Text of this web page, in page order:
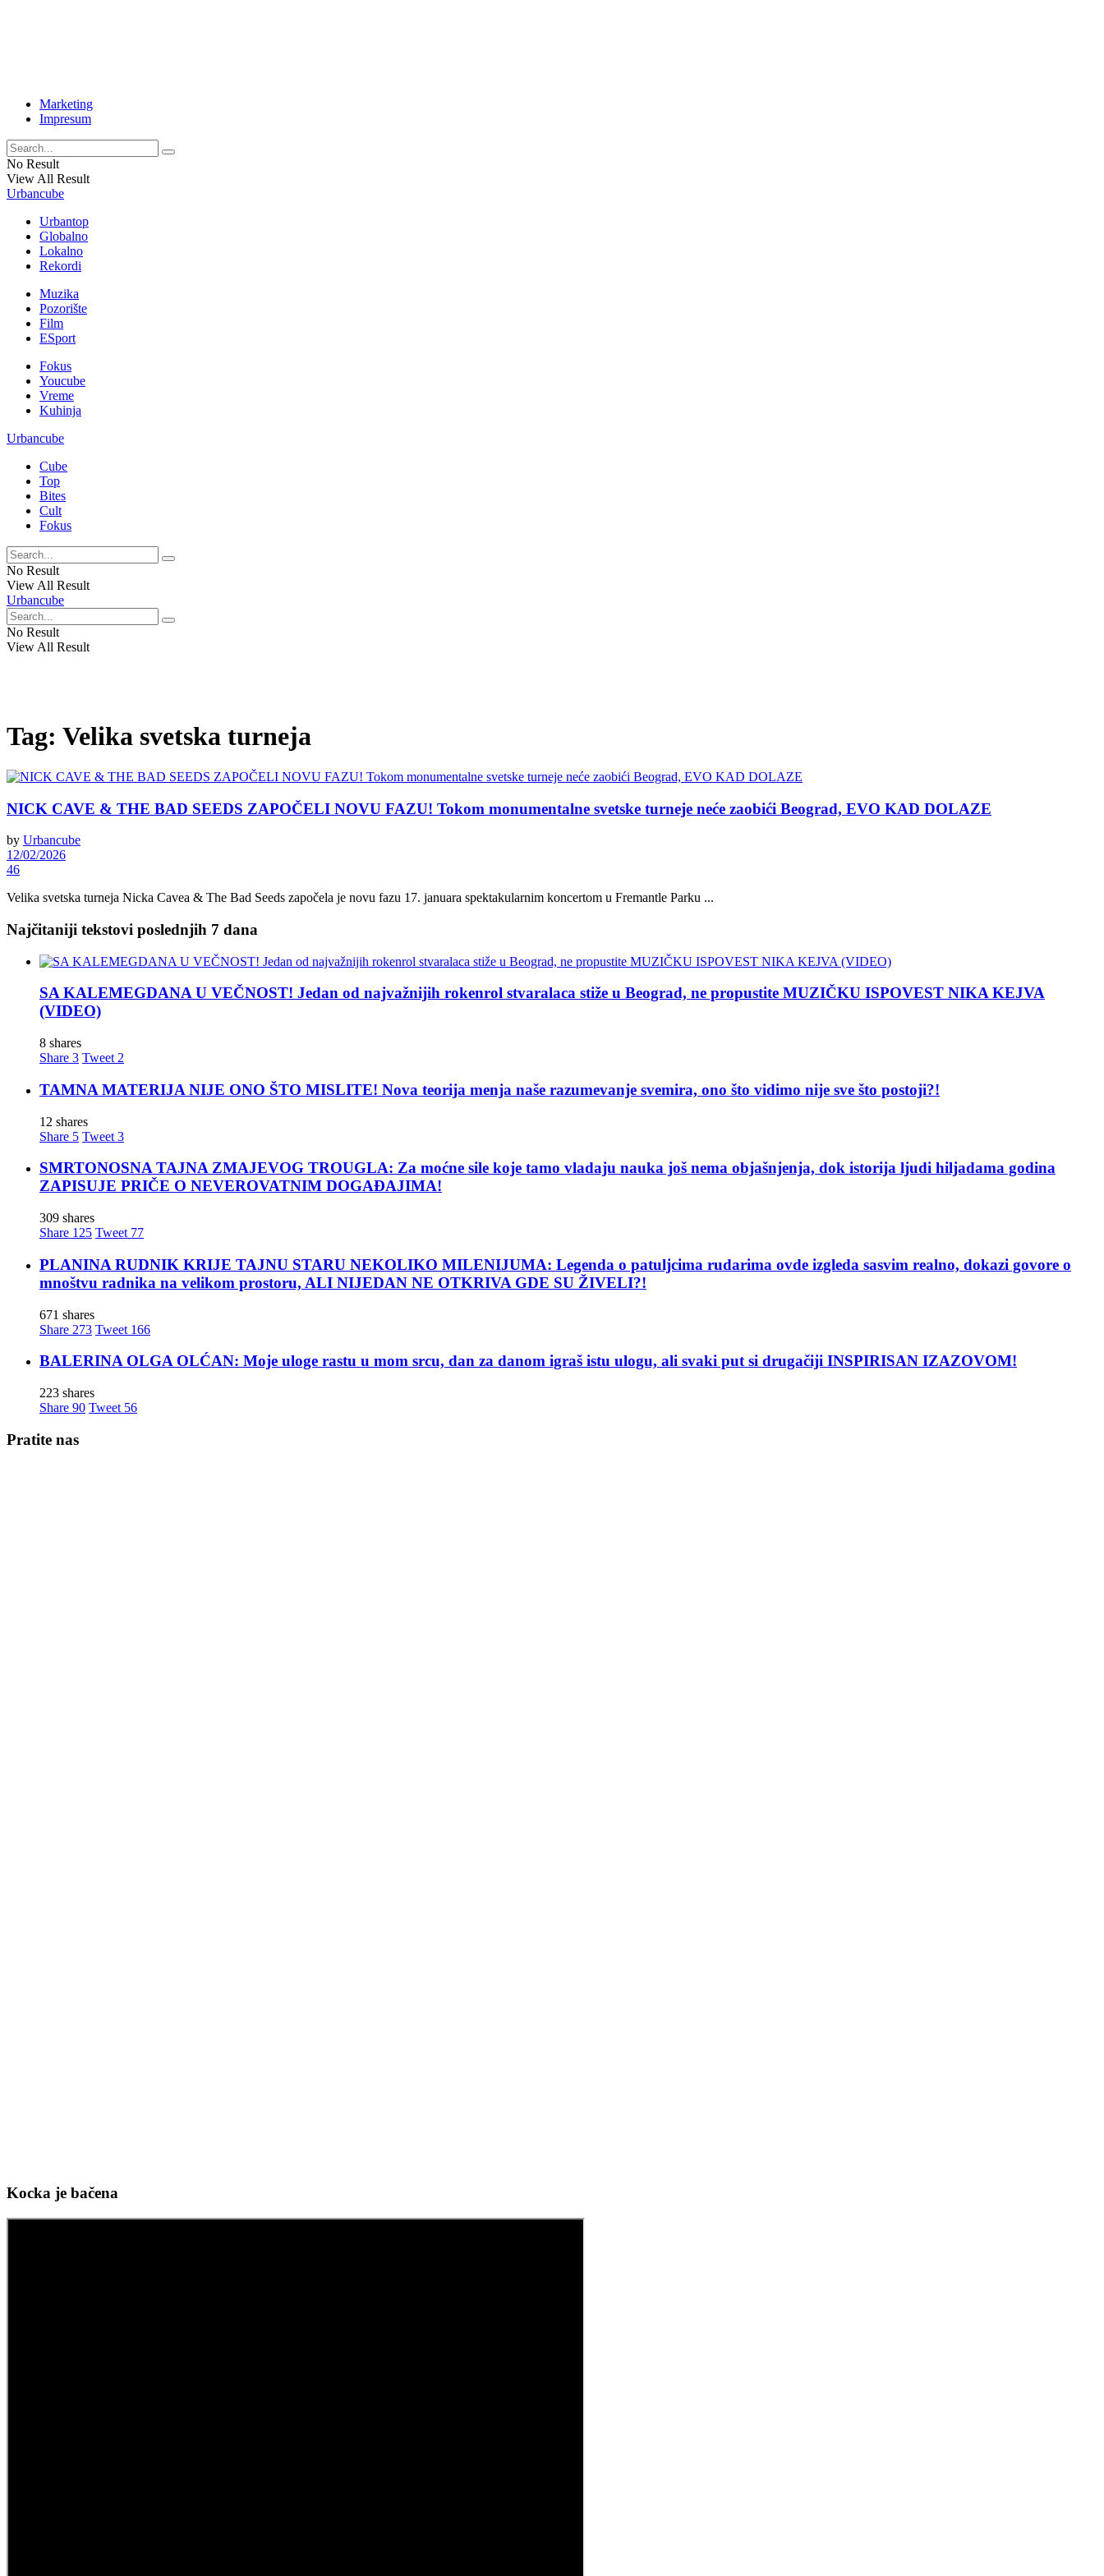
Marketing
Impresum
No Result
View All Result
Urbancube
Urbantop
Globalno
Lokalno
Rekordi
Muzika
Pozorište
Film
ESport
Fokus
Youcube
Vreme
Kuhinja
Urbancube
Cube
Top
Bites
Cult
Fokus
No Result
View All Result
Urbancube
No Result
View All Result
Tag: Velika svetska turneja
NICK CAVE & THE BAD SEEDS ZAPOČELI NOVU FAZU! Tokom monumentalne svetske turneje neće zaobići Beograd, EVO KAD DOLAZE
by Urbancube
12/02/2026
46
Velika svetska turneja Nicka Cavea & The Bad Seeds započela je novu fazu 17. januara spektakularnim koncertom u Fremantle Parku ...
Najčitaniji tekstovi poslednjih 7 dana
SA KALEMEGDANA U VEČNOST! Jedan od najvažnijih rokenrol stvaralaca stiže u Beograd, ne propustite MUZIČKU ISPOVEST NIKA KEJVA
(VIDEO)
8 shares
Share 3 Tweet 2
TAMNA MATERIJA NIJE ONO ŠTO MISLITE! Nova teorija menja naše razumevanje svemira, ono što vidimo nije sve što postoji?!
12 shares
Share 5 Tweet 3
SMRTONOSNA TAJNA ZMAJEVOG TROUGLA: Za moćne sile koje tamo vladaju nauka još nema objašnjenja, dok istorija ljudi hiljadama godina
ZAPISUJE PRIČE O NEVEROVATNIM DOGAĐAJIMA!
309 shares
Share 125 Tweet 77
PLANINA RUDNIK KRIJE TAJNU STARU NEKOLIKO MILENIJUMA: Legenda o patuljcima rudarima ovde izgleda sasvim realno, dokazi govore o
mnoštvu radnika na velikom prostoru, ALI NIJEDAN NE OTKRIVA GDE SU ŽIVELI?!
671 shares
Share 273 Tweet 166
BALERINA OLGA OLĆAN: Moje uloge rastu u mom srcu, dan za danom igraš istu ulogu, ali svaki put si drugačiji INSPIRISAN IZAZOVOM!
223 shares
Share 90 Tweet 56
Pratite nas
Kocka je bačena